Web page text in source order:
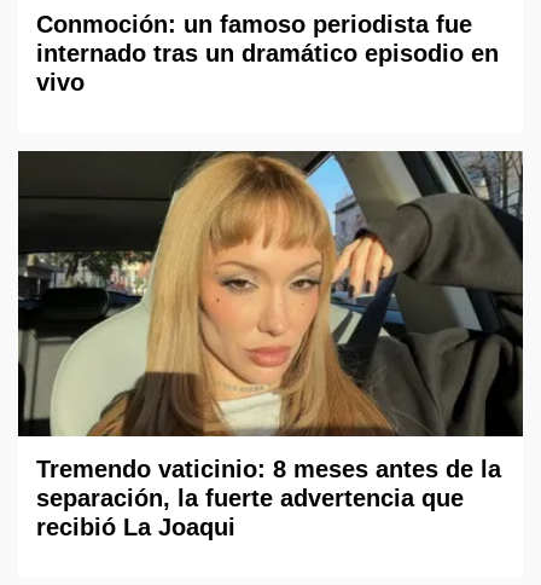
Conmoción: un famoso periodista fue
internado tras un dramático episodio en
vivo
Tremendo vaticinio: 8 meses antes de la
separación, la fuerte advertencia que
recibió La Joaqui